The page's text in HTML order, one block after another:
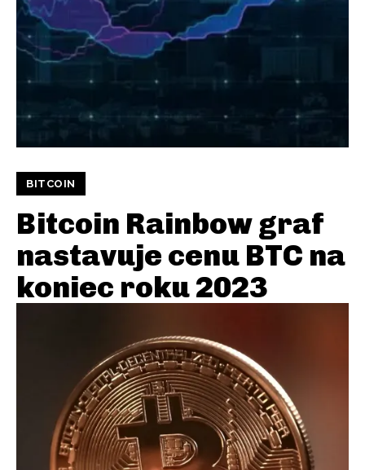
BITCOIN
Bitcoin Rainbow graf
nastavuje cenu BTC na
koniec roku 2023